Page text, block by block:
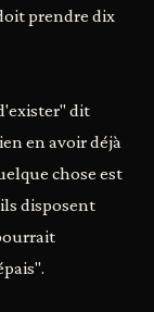
prendre dix
dit
en avoir déjà
chose est
disposent